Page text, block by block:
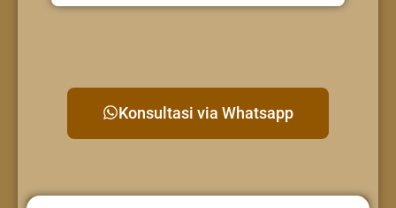
Konsultasi via Whatsapp